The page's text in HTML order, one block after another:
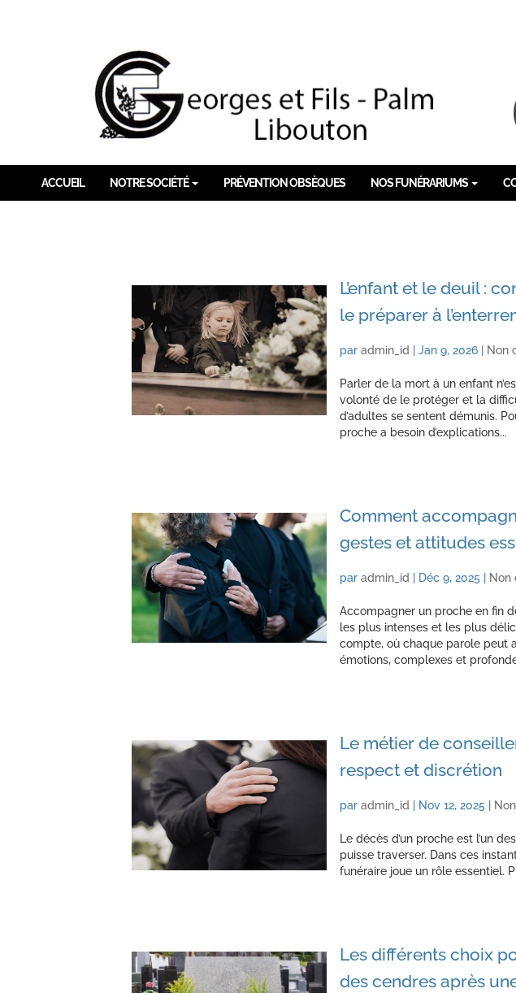
ACCUEIL NOTRE SOCIÉTÉ PRÉVENTION OBSÈQUES NOS FUNÉRARIUMS
L’enfant et le deuil :
le préparer à
par admin_id Jan 9, 2026| Non
Parler de la mort à un enfant
volonté de le protéger et la
d’adultes se sentent démunis.
proche a besoin d’explications...
Comment
gestes et attitudes
par admin_id Déc 9, 2025| Non
Accompagner un proche en fin
les plus intenses et les plus
compte, où chaque parole peut
émotions, complexes et
Le métier de
respect et discrétion
par admin_id Nov 12, 2025|
Le décès d’un proche est l’un
puisse traverser. Dans ces
funéraire joue un rôle essentiel.
Les différents choix
des cendres après